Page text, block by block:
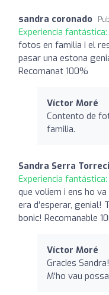
sandra coronado
Experiencia fantástica:
fotos en familia i el
pasar una estona
Recomanat 100%
Víctor Moré
Contento de
familia.
Sandra Serra
Experiencia fantástica:
que voliem i ens ho
era d’esperar, genial!
bonic! Recomanable
Víctor Moré
Gracies Sandra!
M'ho vau